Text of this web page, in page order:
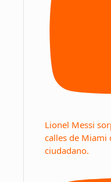
Lionel Messi
calles de
ciudadano.